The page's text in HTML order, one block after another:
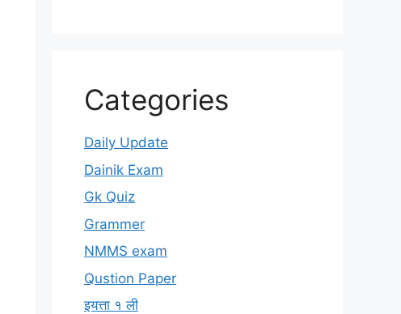
Categories
Daily Update
Dainik Exam
Gk Quiz
Grammer
NMMS exam
Qustion Paper
इयत्ता १ ली